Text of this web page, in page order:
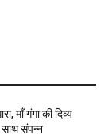
माँ गंगा की दिव्य
संपन्न